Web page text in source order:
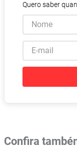
Quero saber
Confira
10º Lavitan